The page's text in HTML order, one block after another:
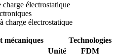
électrostatique
charge électrostatique
mécaniques
Technologies
Unité
FDM